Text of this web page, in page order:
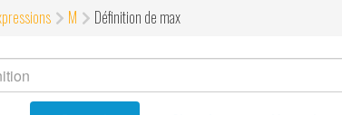
M Définition de max